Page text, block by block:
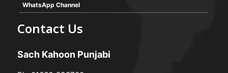
WhatsApp Channel
Contact Us
Sach Kahoon Punjabi